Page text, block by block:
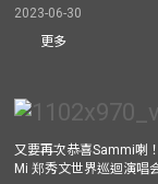
2023-06-30
更多
又要再次恭喜Sammi喇
Mi 郑秀文世界巡迴演唱